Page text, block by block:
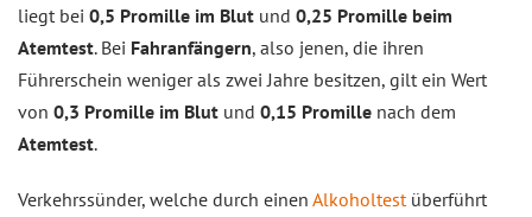
liegt bei 0,5 Promille im Blut und 0,25 Promille beim
Atemtest. Bei Fahranfängern, also jenen, die ihren
Führerschein weniger als zwei Jahre besitzen, gilt ein Wert
von 0,3 Promille im Blut und 0,15 Promille nach dem
Atemtest.
Verkehrssünder, welche durch einen Alkoholtest überführt